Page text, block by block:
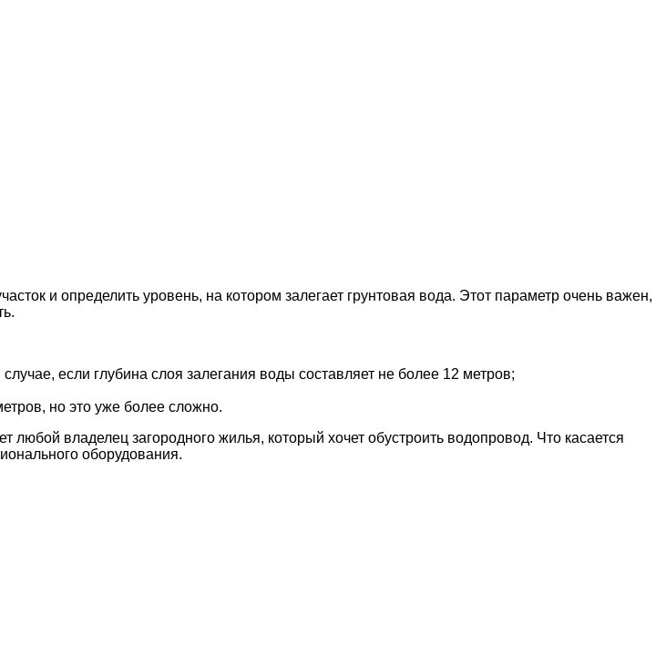
и определить уровень, на котором залегает грунтовая вода. Этот параметр очень важен,
если глубина слоя залегания воды составляет не более 12 метров;
но это уже более сложно.
владелец загородного жилья, который хочет обустроить водопровод. Что касается
оборудования.